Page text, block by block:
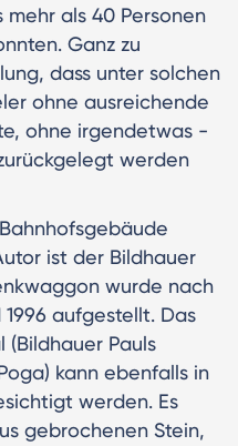
als 40 Personen
Ganz zu
dass unter solchen
ohne ausreichende
ohne irgendetwas -
werden
ist der Bildhauer
wurde nach
aufgestellt. Das
(Bildhauer Pauls
kann ebenfalls in
werden. Es
gebrochenen Stein,